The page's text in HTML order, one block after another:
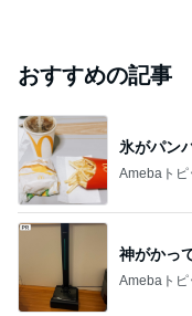
おすすめの記事
氷がパン
Amebaトピ
神がかっ
Amebaトピ